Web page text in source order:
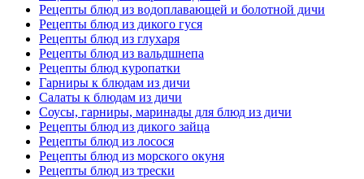
Рецепты блюд из водоплавающей и болотной дичи
Рецепты блюд из дикого гуся
Рецепты блюд из глухаря
Рецепты блюд из вальдшнепа
Рецепты блюд куропатки
Гарниры к блюдам из дичи
Салаты к блюдам из дичи
Соусы, гарниры, маринады для блюд из дичи
Рецепты блюд из дикого зайца
Рецепты блюд из лосося
Рецепты блюд из морского окуня
Рецепты блюд из трески